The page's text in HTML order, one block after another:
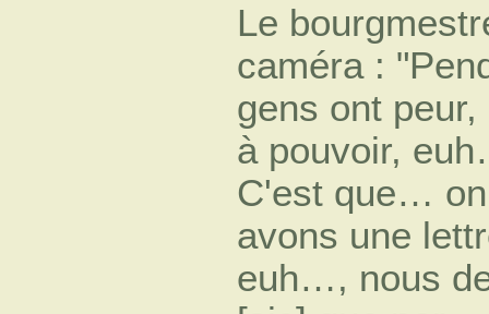
Le
caméra :
gens ont
à pouvoir,
C'est que…
avons une
euh…, nous